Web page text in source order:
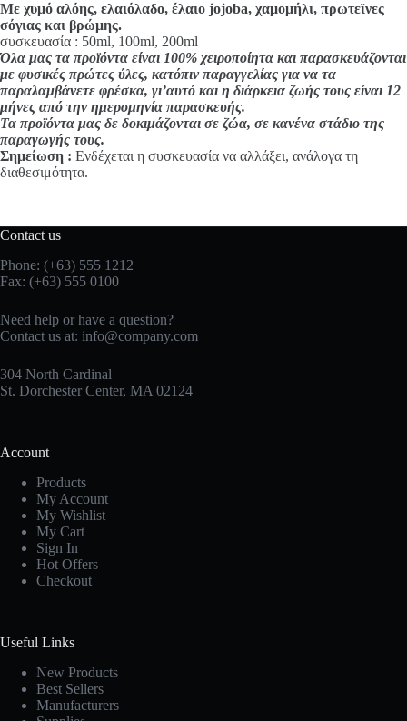
Με χυμό αλόης, ελαιόλαδο, έλαιο jojoba, χαμομήλι, πρωτεϊνες
σόγιας και βρώμης.
συσκευασία : 50ml, 100ml, 200ml
Όλα μας τα προϊόντα είναι 100% χειροποίητα και παρασκευάζονται
με φυσικές πρώτες ύλες, κατόπιν παραγγελίας για να τα
παραλαμβάνετε φρέσκα, γι’αυτό και η διάρκεια ζωής τους είναι 12
μήνες από την ημερομηνία παρασκευής.
Τα προϊόντα μας δε δοκιμάζονται σε ζώα, σε κανένα στάδιο της
παραγωγής τους.
Σημείωση : Ενδέχεται η συσκευασία να αλλάξει, ανάλογα τη
διαθεσιμότητα.
Contact us
Phone: (+63) 555 1212
Fax: (+63) 555 0100
Need help or have a question?
Contact us at: info@company.com
304 North Cardinal
St. Dorchester Center, MA 02124
Account
Products
My Account
My Wishlist
My Cart
Sign In
Hot Offers
Checkout
Useful Links
New Products
Best Sellers
Manufacturers